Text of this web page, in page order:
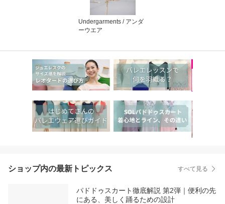
Undergarments / アンダ
ーウエア
ショップ内の最新トピックス すべて見る
パドドゥスカート徹底解説 第2弾｜便利の先
にある、美しく踊るための設計